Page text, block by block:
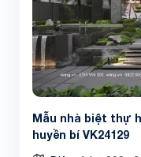
Mẫu nhà biệt thự
huyền bí VK24129